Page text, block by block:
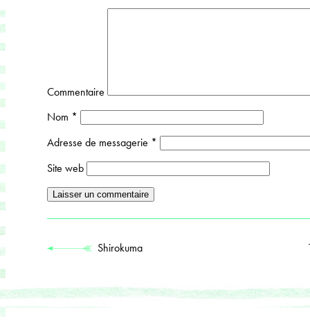
Commentaire
Nom *
Adresse de messagerie *
Site web
Shirokuma